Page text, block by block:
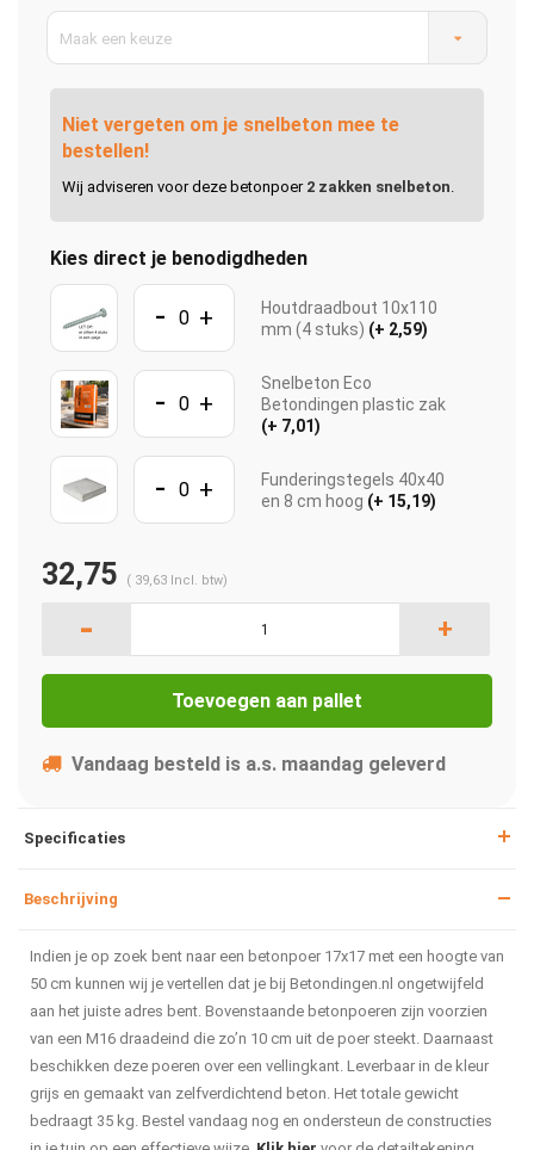
Maak een keuze
Niet vergeten om je snelbeton mee te
bestellen!
Wij adviseren voor deze betonpoer 2 zakken snelbeton.
Kies direct je benodigdheden
- +
Houtdraadbout 10x110
mm (4 stuks) (+ 2,59)
- +
Snelbeton Eco
Betondingen plastic zak
(+ 7,01)
- +
Funderingstegels 40x40
en 8 cm hoog (+ 15,19)
32,75 ( 39,63 Incl. btw)
- +
Toevoegen aan pallet
Vandaag besteld is a.s. maandag geleverd
Specificaties
Beschrijving
Indien je op zoek bent naar een betonpoer 17x17 met een hoogte van
50 cm kunnen wij je vertellen dat je bij Betondingen.nl ongetwijfeld
aan het juiste adres bent. Bovenstaande betonpoeren zijn voorzien
van een M16 draadeind die zo’n 10 cm uit de poer steekt. Daarnaast
beschikken deze poeren over een vellingkant. Leverbaar in de kleur
grijs en gemaakt van zelfverdichtend beton. Het totale gewicht
bedraagt 35 kg. Bestel vandaag nog en ondersteun de constructies